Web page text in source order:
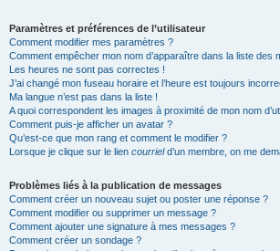
Paramètres et préférences de l’utilisateur
Comment modifier mes paramètres ?
Comment empêcher mon nom d’apparaître dans la liste des
Les heures ne sont pas correctes !
J’ai changé mon fuseau horaire et l’heure est toujours
Ma langue n’est pas dans la liste !
A quoi correspondent les images à proximité de mon nom
Comment puis-je afficher un avatar ?
Qu’est-ce que mon rang et comment le modifier ?
Lorsque je clique sur le lien courrield’un membre, on me
Problèmes liés à la publication de messages
Comment créer un nouveau sujet ou poster une réponse ?
Comment modifier ou supprimer un message ?
Comment ajouter une signature à mes messages ?
Comment créer un sondage ?